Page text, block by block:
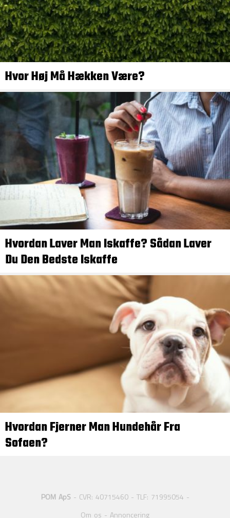
Hvor Høj Må Hækken Være?
Hvordan Laver Man Iskaffe? Sådan Laver
Du Den Bedste Iskaffe
Hvordan Fjerner Man Hundehår Fra
Sofaen?
POM ApS- CVR: 40715460 - TLF: 71995054 -
Om os - Annoncering